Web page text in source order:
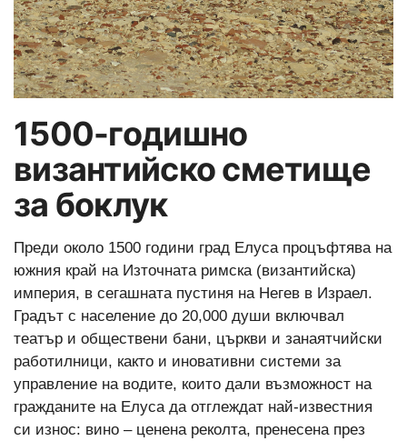
1500-годишнo
византийско сметищe
за боклук
Преди около 1500 години град Елуса процъфтява на
южния край на Източната римска (византийска)
империя, в сегашната пустиня на Негев в Израел.
Градът с население до 20,000 души включвал
театър и обществени бани, църкви и занаятчийски
работилници, както и иновативни системи за
управление на водите, които дали възможност на
гражданите на Елуса да отглеждат най-известния
си износ: вино – ценена реколта, пренесена през